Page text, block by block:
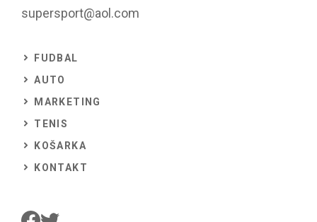
supersport@aol.com
FUDBAL
AUTO
MARKETING
TENIS
KOŠARKA
KONTAKT